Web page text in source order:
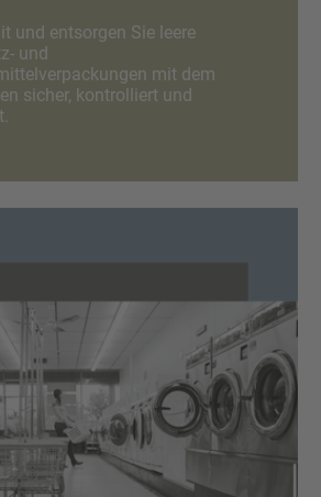
und entsorgen Sie leere
und
mit dem
sicher, kontrolliert und